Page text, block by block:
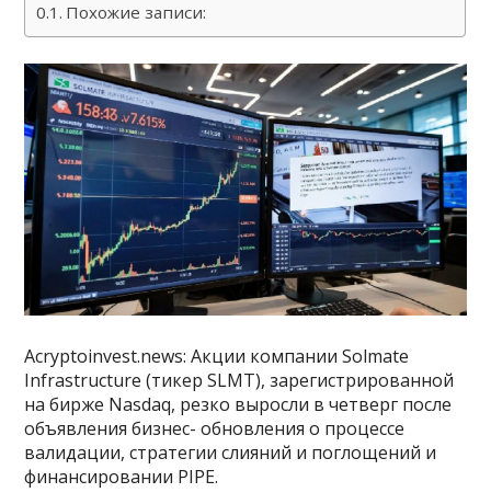
Похожие записи:
Acryptoinvest.news: Акции компании Solmate
Infrastructure (тикер SLMT), зарегистрированной
на бирже Nasdaq, резко выросли в четверг после
объявления бизнес- обновления о процессе
валидации, стратегии слияний и поглощений и
финансировании PIPE.